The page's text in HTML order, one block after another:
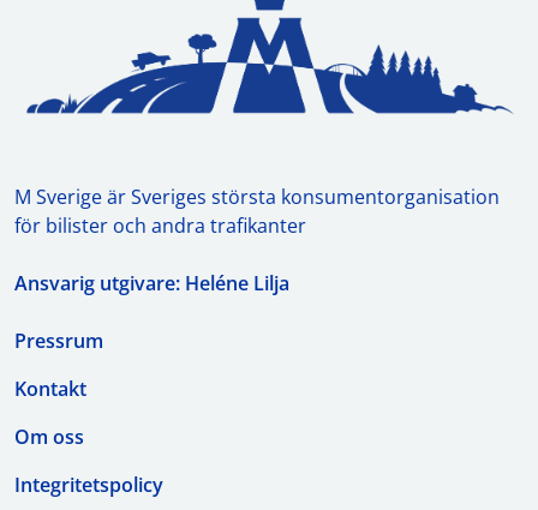
M Sverige är Sveriges största konsumentorganisation
för bilister och andra trafikanter
Ansvarig utgivare: Heléne Lilja
Pressrum
Kontakt
Om oss
Integritetspolicy